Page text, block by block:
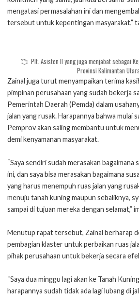
mengatasi permasalahan ini dan
tersebut untuk kepentingan masyarakat,”
Plt. Asisten II yang juga menjabat sebagai
Provinsi Kalimantan Utara
Zainal juga turut menyampaikan terima
pimpinan perusahaan yang sudah bekerja
Pemerintah Daerah (Pemda) dalam
jalan yang rusak. Harapannya bahwa mulai
Pemprov akan saling membantu untuk
demi kenyamanan masyarakat.
“Saya sendiri sudah merasakan bagaimana
ini, dan saya bisa merasakan bagaimana
yang harus menempuh ruas jalan yang
menuju tanah kuning maupun sebaliknya,
sampai di tujuan mereka dengan selamat,”
Menutup rapat tersebut, Zainal berharap
pembagian klaster untuk perbaikan ruas
pihak perusahaan untuk bekerja secara
“Saya dua minggu lagi akan ke Tanah
harapannya sudah tidak ada lagi lubang di